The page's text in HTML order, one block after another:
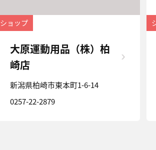
ショップ
大原運動用品（株）柏
崎店
新潟県柏崎市東本町1-6-14
0257-22-2879